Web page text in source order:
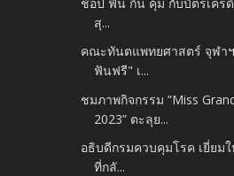
สุ...
คณะทันตแพทยศาสตร์ จุฬา
ฟันฟรี" เ...
ชมภาพกิจกรรม “Miss
2023” ตะลุย...
อธิบดีกรมควบคุมโรค เยี่ยม
ที่กลั...